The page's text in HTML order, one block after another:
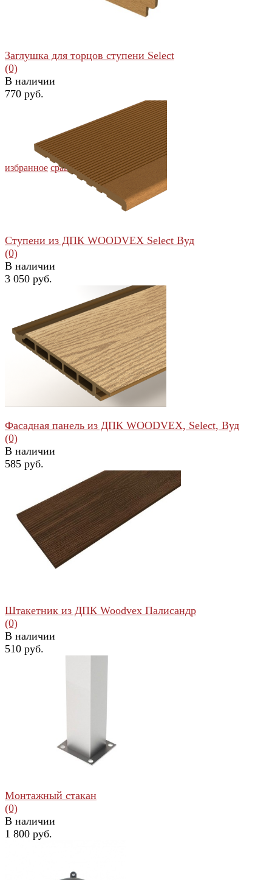
избранное сравнить
Заглушка для торцов ступени Select
(0)
В наличии
770 руб.
избранное сравнить
Ступени из ДПК WOODVEX Select Вуд
(0)
В наличии
3 050 руб.
избранное сравнить
Фасадная панель из ДПК WOODVEX, Select, Вуд
(0)
В наличии
585 руб.
Штакетник из ДПК Woodvex Палисандр
(0)
В наличии
510 руб.
Монтажный стакан
(0)
В наличии
1 800 руб.